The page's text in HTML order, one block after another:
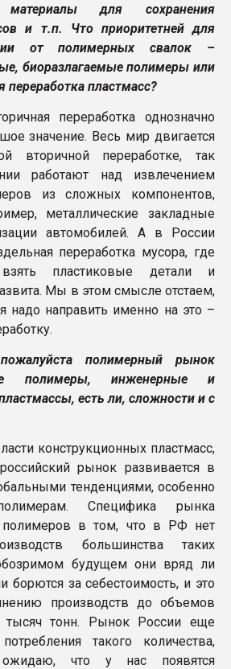
материалы для сохранения
и т.п. Что приоритетней для
от полимерных свалок –
биоразлагаемые полимеры или
переработка пластмасс?
переработка однозначно
значение. Весь мир двигается
вторичной переработке, так
работают над извлечением
из сложных компонентов,
металлические закладные
автомобилей. А в России
переработка мусора, где
пластиковые детали и
Мы в этом смысле отстаем,
надо направить именно на это –
пожалуйста полимерный рынок
полимеры, инженерные и
есть ли, сложности и с
конструкционных пластмасс,
рынок развивается в
тенденциями, особенно
Специфика рынка
полимеров в том, что в РФ нет
большинства таких
будущем они вряд ли
борются за себестоимость, и это
производств до объемов
тысяч тонн. Рынок России еще
такого количества,
что у нас появятся